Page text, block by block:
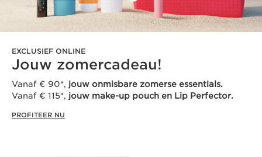
EXCLUSIEF ONLINE
Jouw zomercadeau!
Vanaf € 90*, jouw onmisbare zomerse essentials.
Vanaf € 115*, jouw make-up pouch en Lip Perfector.
PROFITEER NU